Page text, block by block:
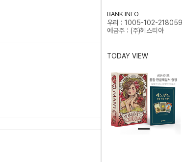
BANK INFO
우리 : 1005-102-218059
예금주 : (주)헤스티아
TODAY VIEW